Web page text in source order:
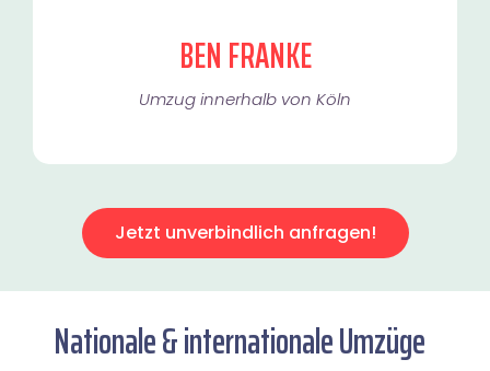
BEN FRANKE
Umzug innerhalb von Köln​
Jetzt unverbindlich anfragen!
Nationale & internationale Umzüge